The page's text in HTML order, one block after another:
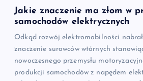
Jakie znaczenie ma złom w
samochodów elektrycznych
Odkąd rozwój elektromobilności
znaczenie surowców wtórnych
nowoczesnego przemysłu
produkcji samochodów z napędem